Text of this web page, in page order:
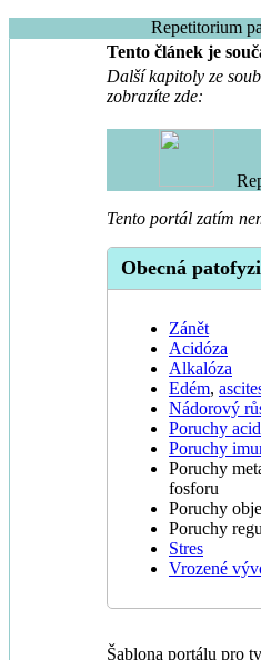
Repetitorium
Tento článek je
Další kapitoly ze
zobrazíte zde:
Tento portál zatím
Obecná
Zánět
Acidóza
Alkalóza
Edém,
Nádorový
Poruchy
Poruchy
Poruchy
fosforu
Poruchy
Poruchy
Stres
Vrozené
Šablona portálu pro